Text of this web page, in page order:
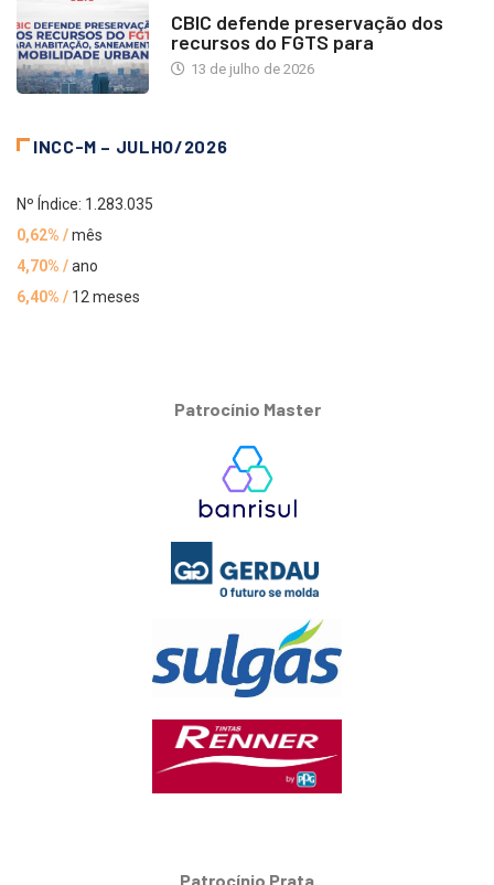
CBIC defende preservação dos
recursos do FGTS para
13 de julho de 2026
INCC-M – JULHO/2026
Nº Índice: 1.283.035
0,62% /mês
4,70% /ano
6,40% / 12 meses
Patrocínio Master
Patrocínio Prata